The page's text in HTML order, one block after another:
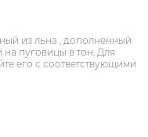
из льна , дополненный
пуговицы в тон. Для
его с соответствующими